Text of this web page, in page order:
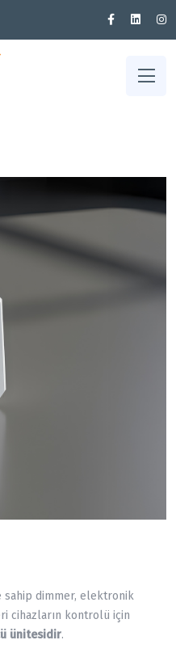
sahip dimmer, elektronik
cihazların kontrolü için
ünitesidir.